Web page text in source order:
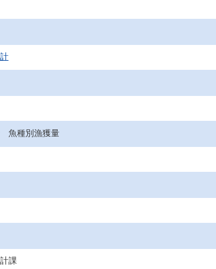
魚種別漁獲量
課